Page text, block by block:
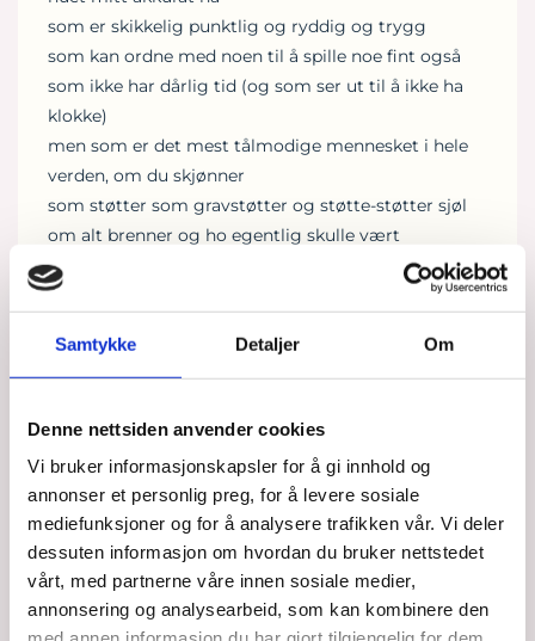
Samtykke Detaljer Om
Denne nettsiden anvender cookies
Vi bruker informasjonskapsler for å gi innhold og
annonser et personlig preg, for å levere sosiale
mediefunksjoner og for å analysere trafikken vår. Vi deler
dessuten informasjon om hvordan du bruker nettstedet
vårt, med partnerne våre innen sosiale medier,
annonsering og analysearbeid, som kan kombinere den
som er skikkelig punktlig og ryddig og trygg
som kan ordne med noen til å spille noe fint også
som ikke har dårlig tid (og som ser ut til å ikke ha
klokke)
men som er det mest tålmodige mennesket i hele
verden, om du skjønner
som støtter som gravstøtter og støtte-støtter sjøl
om alt brenner og ho egentlig skulle vært
skikkelig stressa og vært et annet sted og bare
tusen ting på en gang
egentlig er fulle med ganske heavy greier
ja en sånn som alltid tar en runde til
praktiker-øko-nomisk-diplomataktig-alt-mulig-
person som er god å klemme på i tillegg
altså da mener jeg sånn klemme-hulkegråte-la-hele-
innsida-ren-ne-ut-på-skulderen-til-noen-klem
og som tåler åtte sånne om dagen, minst
og som tåler at vi kanskje ikke har så mye kontakt